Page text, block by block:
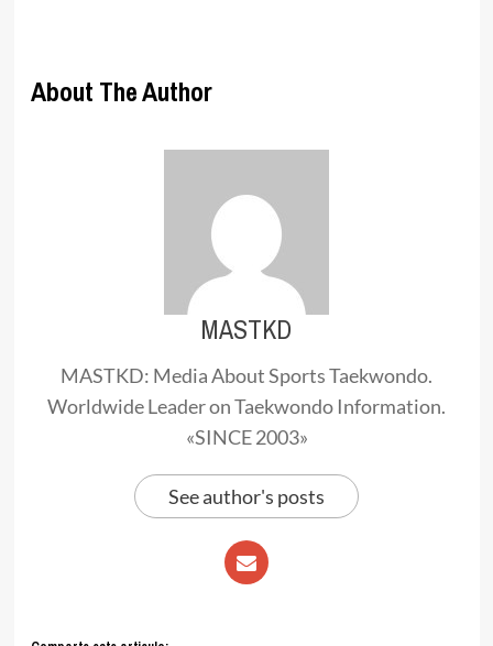
About The Author
MASTKD
MASTKD: Media About Sports Taekwondo.
Worldwide Leader on Taekwondo Information.
«SINCE 2003»
See author's posts